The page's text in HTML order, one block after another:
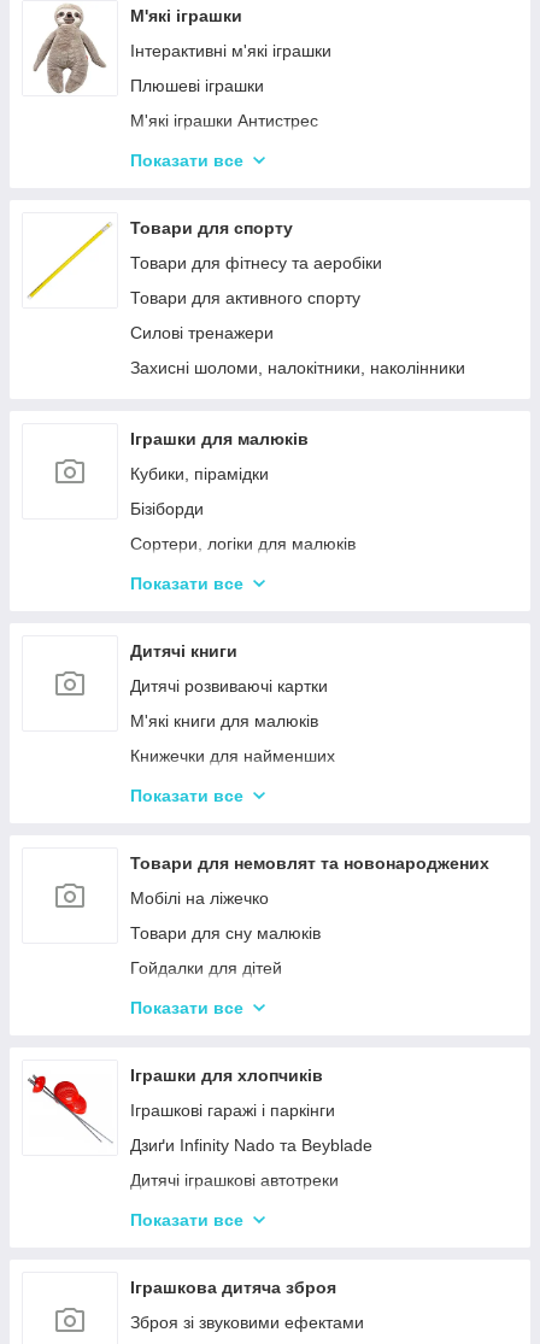
Лялькові будиночки
Візочки для ляльок
Ліжечка для ляльок
Одяг та аксесуари для Ляльок
М'які іграшки
Інтерактивні м'які іграшки
Плюшеві іграшки
М'які іграшки Антистрес
Іграшки для лялькового театру
Показати все
Товари для спорту
Товари для фітнесу та аеробіки
Товари для активного спорту
Силові тренажери
Захисні шоломи, налокітники, наколінники
Іграшки для малюків
Кубики, пірамідки
Бізіборди
Сортери, логіки для малюків
Іграшки з музичними ефектами
Машинки іграшкові для дітей
Дитяче кермо
Іграшка Неваляшка
Каталки з ручкою і на мотузочці
Розвиваючі килимки
Магнітна риболовля для дітей
Стрибуни для дітей
Показати все
Дитячі книги
Дитячі розвиваючі картки
М'які книги для малюків
Книжечки для найменших
Книги з наклейками
Книги для дітей початкових класів
Книги для підлітків
Енциклопедії для дітей
Показати все
Товари для немовлят та новонароджених
Мобілі на ліжечко
Товари для сну малюків
Гойдалки для дітей
Дитячі горщики
Розвиваючі килимки для немовлят
Нічні світильники для немовлят
Дитячий посуд
Дитяча гігієна та догляд
Дитяча безпека
Показати все
Іграшки для хлопчиків
Іграшкові гаражі і паркінги
Дзиґи Infinity Nado та Beyblade
Дитячі іграшкові автотреки
Іграшкова залізниця та потяги
Дитячий іграшковий інструмент
Іграшкові роботи-трансформери
Показати все
Іграшкова дитяча зброя
Зброя зі звуковими ефектами